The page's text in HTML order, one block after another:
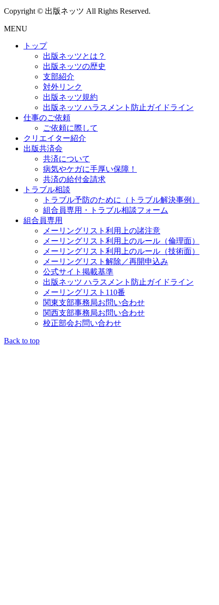
Copyright © 出版ネッツ All Rights Reserved.
MENU
トップ
出版ネッツとは？
出版ネッツの歴史
支部紹介
対外リンク
出版ネッツ規約
出版ネッツ ハラスメント防止ガイドライン
仕事のご依頼
ご依頼に際して
クリエイター紹介
出版共済会
共済について
病気やケガに手厚い保障！
共済の給付金請求
トラブル相談
トラブル予防のために（トラブル解決事例）
組合員専用・トラブル相談フォーム
組合員専用
メーリングリスト利用上の諸注意
メーリングリスト利用上のルール（倫理面）
メーリングリスト利用上のルール（技術面）
メーリングリスト解除／再開申込み
公式サイト掲載基準
出版ネッツ ハラスメント防止ガイドライン
メーリングリスト110番
関東支部事務局お問い合わせ
関西支部事務局お問い合わせ
校正部会お問い合わせ
Back to top